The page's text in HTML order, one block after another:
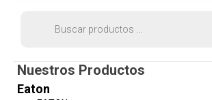
Nuestros Productos
Eaton